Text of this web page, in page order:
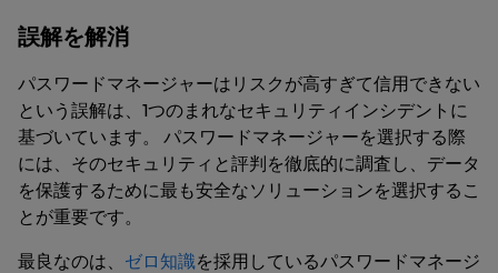
誤解を解消
パスワードマネージャーはリスクが高すぎて信用できない
という誤解は、1つのまれなセキュリティインシデントに
基づいています。 パスワードマネージャーを選択する際
には、そのセキュリティと評判を徹底的に調査し、データ
を保護するために最も安全なソリューションを選択するこ
とが重要です。
最良なのは、 ゼロ知識を採用しているパスワードマネージ